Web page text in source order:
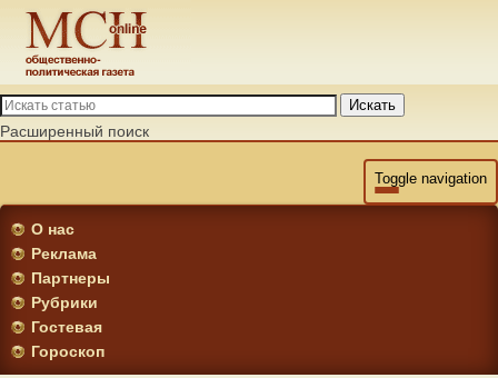
Искать
Расширенный поиск
Toggle navigation
О нас
Реклама
Партнеры
Рубрики
Гостевая
Гороскоп